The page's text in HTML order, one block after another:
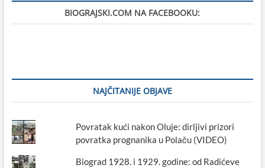
Zadar
BIOGRAJSKI.COM NA FACEBOOKU:
NAJČITANIJE OBJAVE
Povratak kući nakon Oluje: dirljivi prizori
povratka prognanika u Polaču (VIDEO)
Biograd 1928. i 1929. godine: od Radićeve